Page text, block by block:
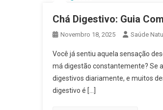
Chá Digestivo: Guia
Novembro 18, 2025 Saúde
Você já sentiu aquela sensação
má digestão constantemente? Se
digestivos diariamente, e muitos
digestivo é […]